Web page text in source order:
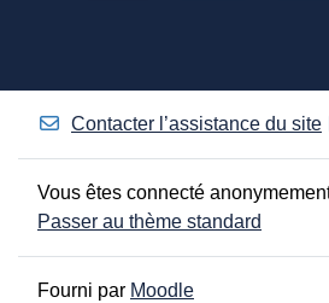
Contacter l’assistance du site
Vous êtes connecté
Passer au thème standard
Fourni par Moodle